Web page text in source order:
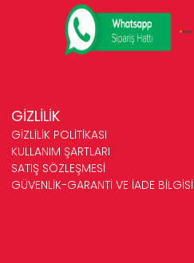
GİZLİLİK
GİZLİLİK POLİTİKASI
KULLANIM ŞARTLARI
SATIŞ SÖZLEŞMESİ
GÜVENLİK-GARANTİ VE İADE BİLGİSİ